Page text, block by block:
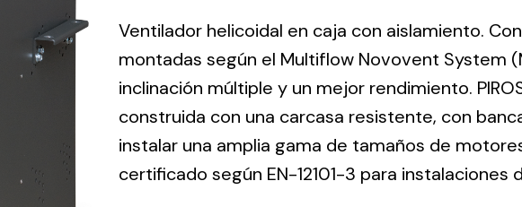
Ventilation
The
incorporation of
Novovent into
Solar lighting
solutions for all
Ventilador helicoidal en caja con aislamiento.
montadas según el Multiflow Novovent System
inclinación múltiple y un mejor rendimiento.
construida con una carcasa resistente, con
instalar una amplia gama de tamaños de
certificado según EN-12101-3 para instalaciones